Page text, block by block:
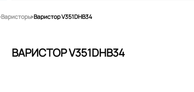
Варисторы Варистор V351DHB34
ВАРИСТОР V351DHB34